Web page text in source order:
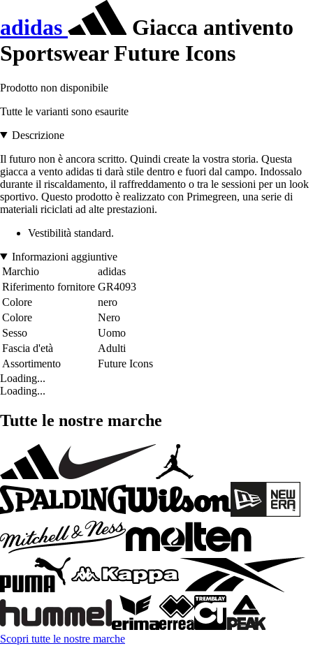
adidas
Giacca antivento
Sportswear Future Icons
Prodotto non disponibile
Tutte le varianti sono esaurite
Descrizione
Il futuro non è ancora scritto. Quindi create la vostra storia. Questa
giacca a vento adidas ti darà stile dentro e fuori dal campo. Indossalo
durante il riscaldamento, il raffreddamento o tra le sessioni per un look
sportivo. Questo prodotto è realizzato con Primegreen, una serie di
materiali riciclati ad alte prestazioni.
Vestibilità standard.
Informazioni aggiuntive
Marchio
adidas
Riferimento fornitore GR4093
Colore
nero
Colore
Nero
Sesso
Uomo
Fascia d'età
Adulti
Assortimento
Future Icons
Loading...
Loading...
Tutte le nostre marche
Scopri tutte le nostre marche